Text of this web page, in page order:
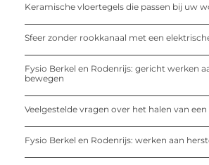
Keramische vloertegels die passen bij uw
Sfeer zonder rookkanaal met een
Fysio Berkel en Rodenrijs: gericht werken
bewegen
Veelgestelde vragen over het halen van
Fysio Berkel en Rodenrijs: werken aan